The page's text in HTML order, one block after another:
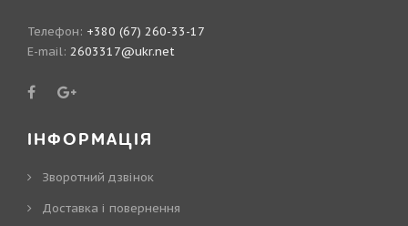
Телефон: +380 (67) 260-33-17
E-mail: 2603317@ukr.net
ІНФОРМАЦІЯ
Зворотний дзвінок
Доставка і повернення